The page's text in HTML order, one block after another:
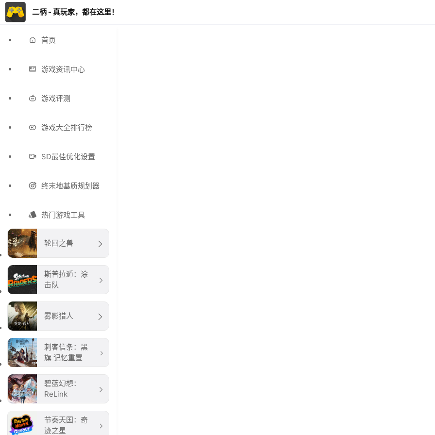
二柄 - 真玩家，都在这里！
首页
游戏资讯中心
游戏评测
游戏大全排行榜
SD最佳优化设置
终末地基质规划器
热门游戏工具
轮回之兽
斯普拉遁：涂
击队
雾影猎人
刺客信条：黑
旗 记忆重置
碧蓝幻想：
ReLink
节奏天国：奇
迹之星